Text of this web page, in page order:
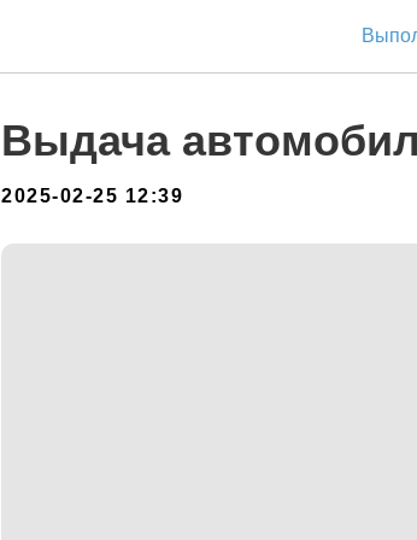
Выдача
2025-02-25 12:39